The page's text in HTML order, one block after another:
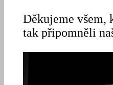
Děkujeme všem,
tak připomněli